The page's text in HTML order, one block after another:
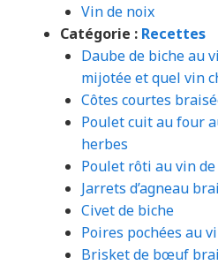
Vin de noix
Catégorie : Recettes
Daube de biche au
mijotée et quel vin
Côtes courtes
Poulet cuit au four
herbes
Poulet rôti au vin
Jarrets d’agneau
Civet de biche
Poires pochées au
Brisket de bœuf